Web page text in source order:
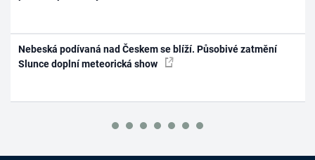
Nebeská podívaná nad Českem se blíží. Působivé zatmění
Slunce doplní meteorická show